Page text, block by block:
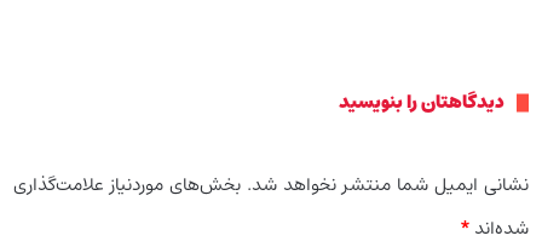
دیدگاهتان را بنویسید
نشانی ایمیل شما منتشر نخواهد شد. بخش‌های موردنیاز علامت‌گذاری
شده‌اند*